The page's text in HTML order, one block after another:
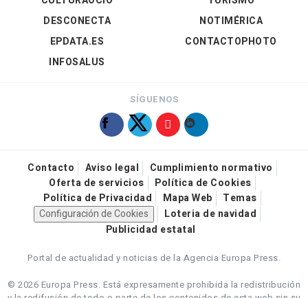
DESCONECTA
EPDATA.ES
INFOSALUS
NOTIMÉRICA
CONTACTOPHOTO
SÍGUENOS
Contacto Aviso legal
Cumplimiento normativo
Oferta de servicios
Política de Cookies
Política de Privacidad
Mapa Web
Temas
Configuración de Cookies
Loteria de navidad
Publicidad estatal
Portal de actualidad y noticias de la Agencia Europa Press.
© 2026 Europa Press. Está expresamente prohibida la redistribución